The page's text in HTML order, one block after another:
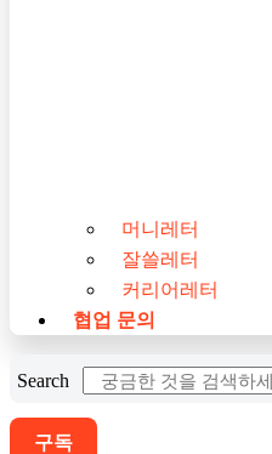
머니레터
잘쓸레터
커리어레터
협업 문의
Search
구독